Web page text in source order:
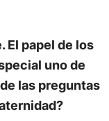
El papel de los
uno de
las preguntas